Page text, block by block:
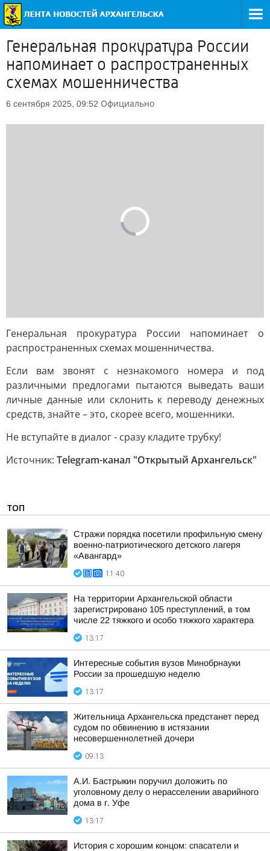
Генеральная прокуратура России
напоминает о распространенных
схемах мошенничества
6 сентября 2025, 09:52 Официально
Генеральная прокуратура России напоминает о
распространенных схемах мошенничества.
Если вам звонят с незнакомого номера и под
различными предлогами пытаются выведать ваши
личные данные или склонить к переводу денежных
средств, знайте – это, скорее всего, мошенники.
Не вступайте в диалог - сразу кладите трубку!
Источник: Telegram-канал "Открытый Архангельск"
ТОП
Стражи порядка посетили профильную смену
военно-патриотического детского лагеря
«Авангард»
11:40
На территории Архангельской области
зарегистрировано 105 преступлений, в том
числе 22 тяжкого и особо тяжкого характера
13:17
Интересные события вузов Минобрнауки
России за прошедшую неделю
13:17
Жительница Архангельска предстанет перед
судом по обвинению в истязании
несовершеннолетней дочери
09:13
А.И. Бастрыкин поручил доложить по
уголовному делу о нерасселении аварийного
дома в г. Уфе
13:17
История с хорошим концом: спасатели и